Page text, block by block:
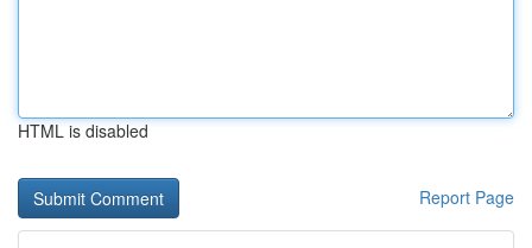
HTML is disabled
Report Page